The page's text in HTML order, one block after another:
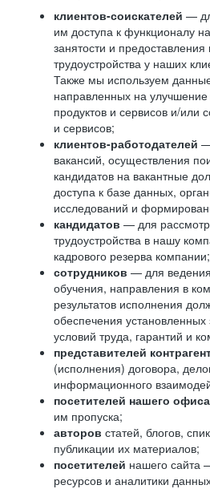
клиентов-соискателей —
им доступа к функционалу
занятости и предоставления
трудоустройства у наших
Также мы используем
направленных на улучшение
продуктов и сервисов и/или
и сервисов;
клиентов-работодателей
вакансий, осуществления
кандидатов на вакантные
доступа к базе данных,
исследований и
кандидатов — для
трудоустройства в нашу
кадрового резерва компании;
сотрудников — для
обучения, направления в
результатов исполнения
обеспечения
условий труда, гарантий и
представителей
(исполнения) договора,
информационного
посетителей нашего офиса
им пропуска;
авторов статей, блогов,
публикации их материалов;
посетителей нашего сайта
ресурсов и аналитики